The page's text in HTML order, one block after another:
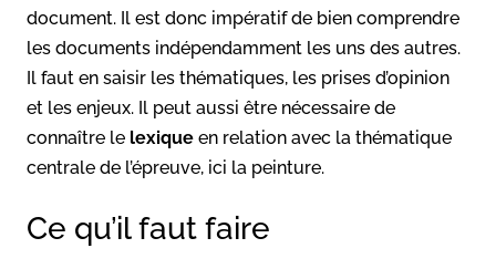
document. Il est donc impératif de bien comprendre
les documents indépendamment les uns des autres.
Il faut en saisir les thématiques, les prises d’opinion
et les enjeux. Il peut aussi être nécessaire de
connaître le lexique en relation avec la thématique
centrale de l’épreuve, ici la peinture.
Ce qu’il faut faire